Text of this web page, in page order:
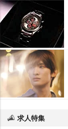
求人特集